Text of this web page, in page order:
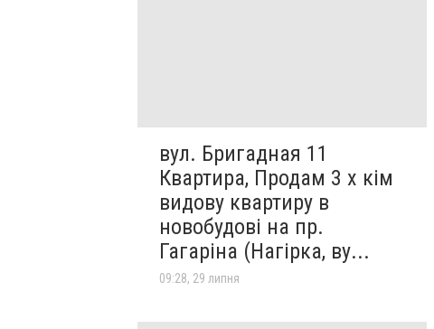
вул. Бригадная 11
Квартира, Продам 3 х кім
видову квартиру в
новобудові на пр.
Гагаріна (Нагірка, ву...
09:28, 29 липня